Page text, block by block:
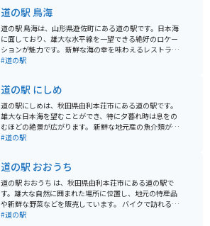
道の駅 鳥海
道の駅 鳥海は、山形県遊佐町にある道の駅です。日本海
に面しており、雄大な水平線を一望できる絶好のロケー
ションが魅力です。 新鮮な海の幸を味わえるレストラン
や、地元の特産品を販売するショップが人気です。特
魚魚七市場」では、活きの良い魚介類や地元でとれた野
菜などを購入できます。 バイクで訪れる場合、道の駅か
ら鳥海ブルーラインを登っていくルートがおすすめで
す。山頂付近の展望台からは、日本海や鳥海山はもちろ
んのこと、天候が良ければ佐渡島まで見渡せる絶景を楽
として利用してみてください。
#道の駅
道の駅 にしめ
道の駅にしめは、秋田県由利本荘市にある道の駅です。
雄大な日本海を望むことができ、特に夕暮れ時は息をの
むほどの絶景が広がります。 新鮮な地元産の魚介類が豊
富に揃う産直センターは、道の駅にしめの目玉の一つで
た場合は、日本海を眺めながら休憩できるスペースがあ
り、おすすめです。 道の駅にしめ周辺には、海水浴場や
キャンプ場などがあり、夏は多くの観光客で賑わいま
す。また、道の駅からは鳥海山を望むことができ、登山
やハイキングの拠点としても利用できます。道の駅で購
#道の駅
道の駅 おおうち
道の駅 おおうち は、秋田県由利本荘市にある道の駅で
す。雄大な自然に囲まれた場所に位置し、地元の特産品
や新鮮な野菜などを販売しています。 バイクで訪れる際
は、駐車場も広く停めやすいので安心です。周辺には、
#道の駅